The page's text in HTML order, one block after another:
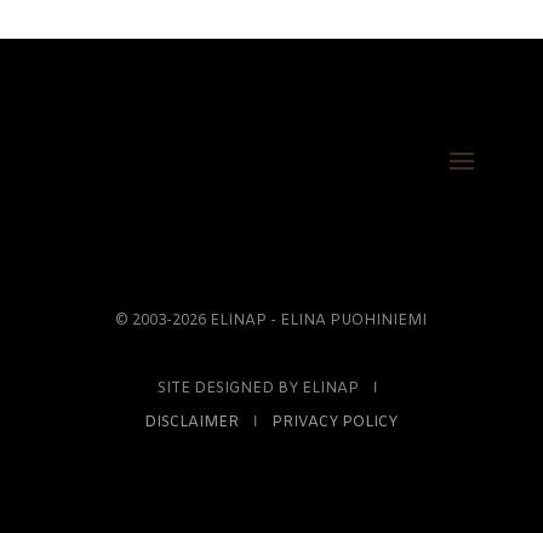
© 2003-2026 ELINAP - ELINA PUOHINIEMI
SITE DESIGNED BY ELINAP Ι
DISCLAIMER Ι PRIVACY POLICY